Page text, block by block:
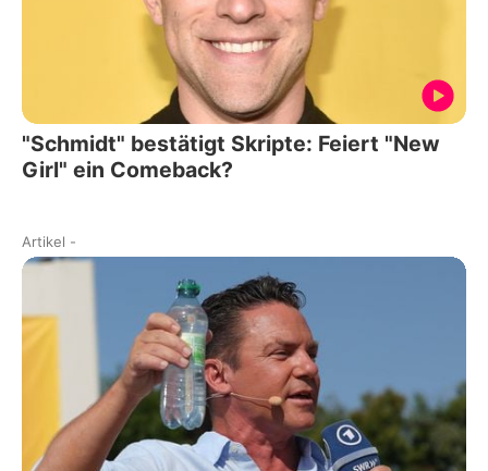
"Schmidt" bestätigt Skripte: Feiert "New
Girl" ein Comeback?
Artikel -